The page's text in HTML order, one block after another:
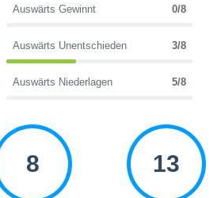
Auswärts Gewinnt 0/8
Auswärts Unentschieden 3/8
Auswärts Niederlagen 5/8
8 13